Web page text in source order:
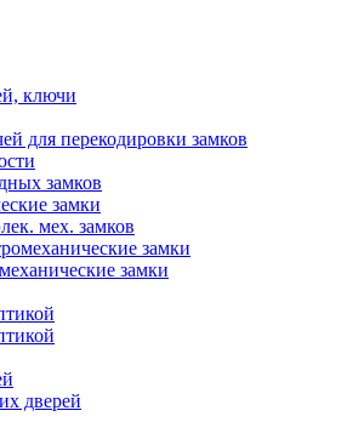
ключи
для перекодировки замков
замков
замки
мех. замков
замки
замки
дверей